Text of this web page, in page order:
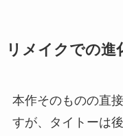
リメイクでの進
本作そのものの直
すが、タイトーは